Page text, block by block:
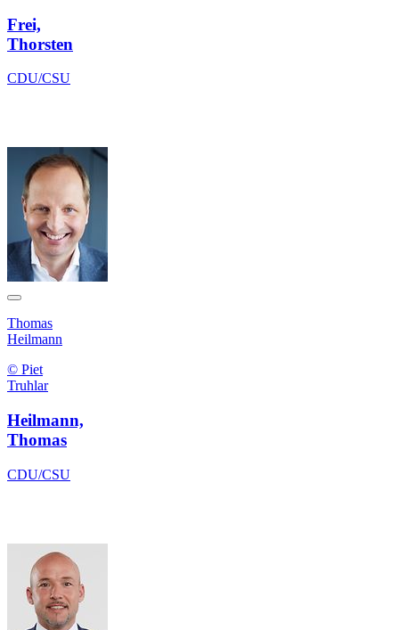
Frei,
Thorsten
CDU/CSU
Thomas
Heilmann
© Piet
Truhlar
Heilmann,
Thomas
CDU/CSU